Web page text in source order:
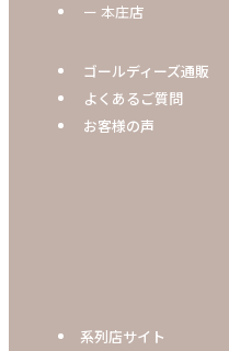
ー 本庄店
ゴールディーズ通販
よくあるご質問
お客様の声
系列店サイト